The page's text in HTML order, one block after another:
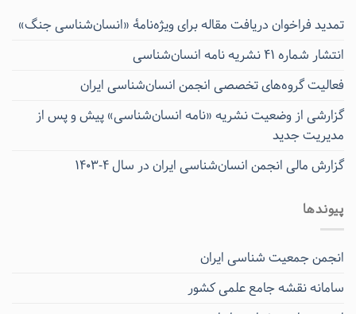
تمدید فراخوان دریافت مقاله برای ویژه‌نامۀ «انسان‌شناسی جنگ»
انتشار شماره ۴۱ نشریه نامه انسان‌شناسی
فعالیت گروه‌های تخصصی انجمن انسان‌شناسی ایران
گزارشی از وضعیت نشریه «نامه انسان‌شناسی» پیش و پس از
مدیریت جدید
گزارش مالی انجمن انسان‌شناسی ایران در سال ۴-۱۴۰۳
پیوندها
انجمن جمعیت شناسی ایران
سامانه نقشه جامع علمی کشور